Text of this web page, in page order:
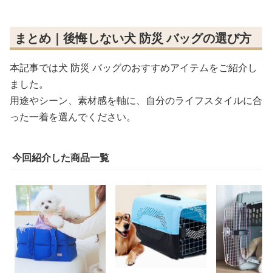
まとめ｜後悔しない犬 防災 バッグの選び方
本記事では犬 防災 バッグのおすすめアイテムをご紹介し
ました。
用途やシーン、素材感を軸に、自分のライフスタイルに合
った一着を選んでください。
今回紹介した商品一覧